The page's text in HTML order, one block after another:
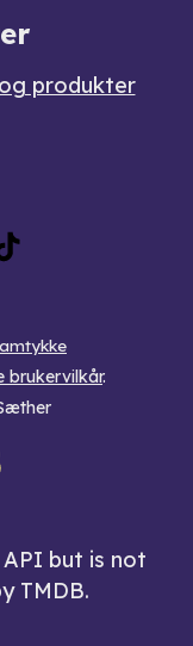
produkter
brukervilkår.
but is not
TMDB.